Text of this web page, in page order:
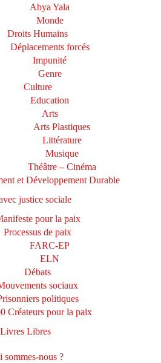
Abya Yala
Monde
Droits Humains
Déplacements forcés
Impunité
Genre
Culture
Education
Arts
Arts Plastiques
Littérature
Musique
Théâtre – Cinéma
et Développement Durable
justice sociale
pour la paix
Processus de paix
FARC-EP
ELN
Débats
sociaux
politiques
Créateurs pour la paix
Livres Libres
sommes-nous ?